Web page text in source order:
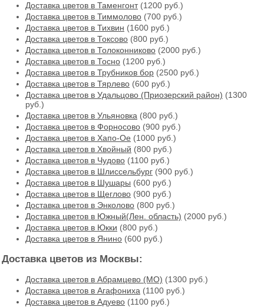
Доставка цветов в Таменгонт(1200 руб.)
Доставка цветов в Тиммолово (700 руб.)
Доставка цветов в Тихвин (1600 руб.)
Доставка цветов в Токсово (800 руб.)
Доставка цветов в Толоконниково (2000 руб.)
Доставка цветов в Тосно (1200 руб.)
Доставка цветов в Трубников бор (2500 руб.)
Доставка цветов в Тярлево (600 руб.)
Доставка цветов в Удальцово (Приозерский район) (1300
руб.)
Доставка цветов в Ульяновка (800 руб.)
Доставка цветов в Форносово (900 руб.)
Доставка цветов в Хапо-Ое (1000 руб.)
Доставка цветов в Хвойный (800 руб.)
Доставка цветов в Чудово (1100 руб.)
Доставка цветов в Шлиссельбург (900 руб.)
Доставка цветов в Шушары (600 руб.)
Доставка цветов в Щеглово (900 руб.)
Доставка цветов в Энколово (800 руб.)
Доставка цветов в Южный(Лен. область) (2000 руб.)
Доставка цветов в Юкки (800 руб.)
Доставка цветов в Янино (600 руб.)
Доставка цветов из Москвы:
Доставка цветов в Абрамцево (МО) (1300 руб.)
Доставка цветов в Агафониха (1100 руб.)
Доставка цветов в Адуево (1100 руб.)